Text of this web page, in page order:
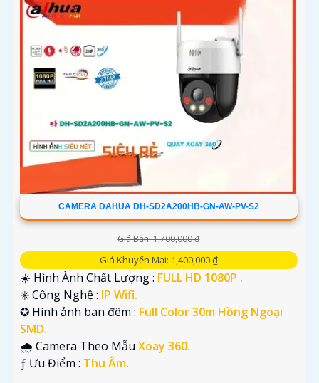
CAMERA DAHUA DH-SD2A200HB-GN-AW-PV-S2
Giá Bán: 1,700,000 ₫
Giá Khuyến Mại: 1,400,000 ₫
☀️ Hình Ành Chất Lượng : FULL HD 1080P .
✳️ Công Nghệ : IP Wifi.
✪ Hình ảnh ban đêm : Full Color 30m Hồng Ngoại
SMD.
🌧️ Camera Theo Mẫu Xoay 360.
️ƒ Ưu Điểm : Thu Âm.